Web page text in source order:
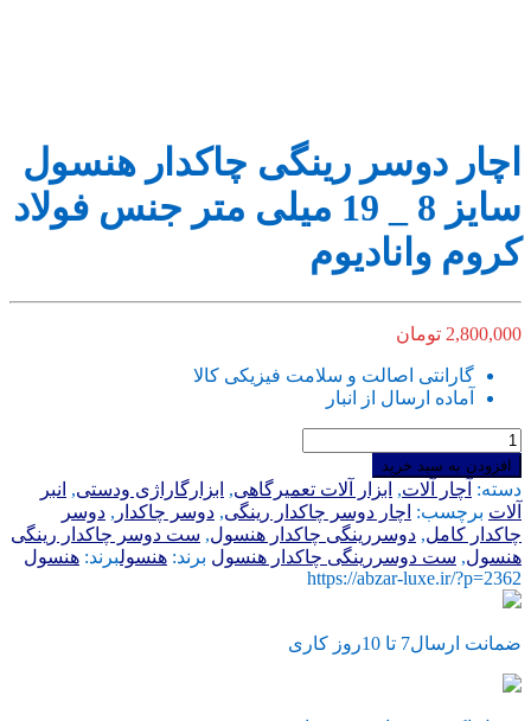
اچار دوسر رینگی چاکدار هنسول
سایز 8 _ 19 میلی متر جنس فولاد
کروم وانادیوم
2,800,000 تومان
گارانتی اصالت و سلامت فیزیکی کالا
آماده ارسال از انبار
اچار
دوسر
رینگی
چاکدار
هنسول
سایز
8
_
19
میلی
جنس
افزودن به سبد خرید
دسته: آچار آلات, ابزار آلات تعمیرگاهی, ابزارگاراژی ودستی, انبر
آلات برچسب: اچار دوسر چاکدار رینگی, دوسر چاکدار , دوسر
چاکدار کامل, دوسررینگی چاکدار هنسول, ست دوسر چاکدار رینگی
هنسول, ست دوسررینگی چاکدار هنسول برند: هنسولبرند: هنسول
https://abzar-luxe.ir/?p=2362
ضمانت ارسال7 تا 10روز کاری